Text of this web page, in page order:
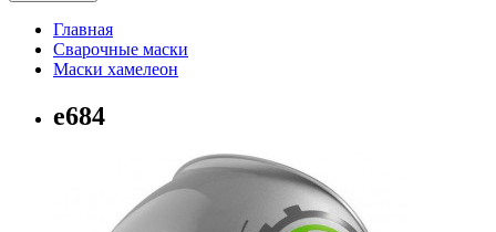
Главная
Сварочные маски
Маски хамелеон
е684